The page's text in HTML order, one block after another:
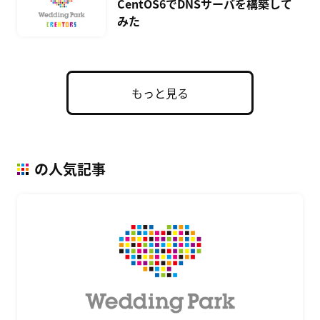
CentOS6でDNSサーバを構築して
みた
もっと見る
の人気記事